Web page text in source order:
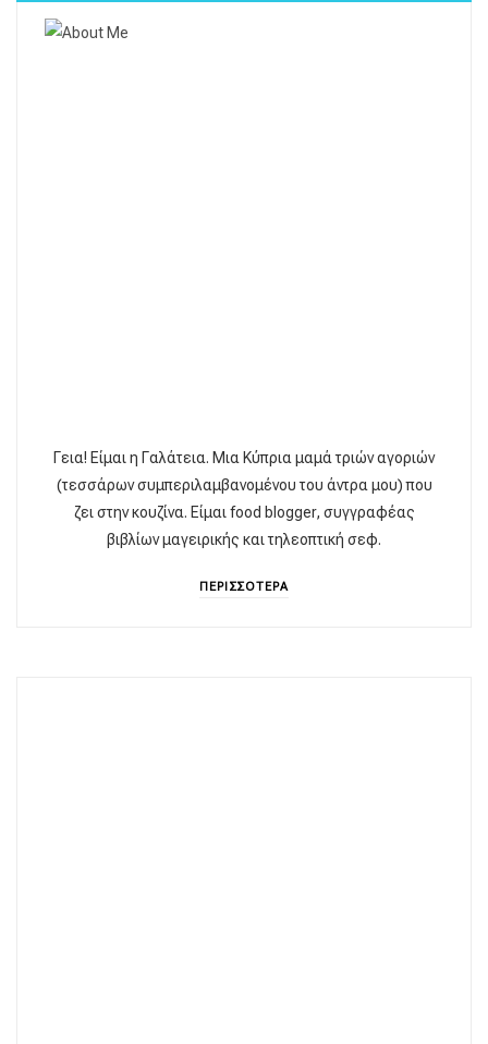
Γεια! Είμαι η Γαλάτεια. Μια Κύπρια μαμά τριών αγοριών
(τεσσάρων συμπεριλαμβανομένου του άντρα μου) που
ζει στην κουζίνα. Είμαι food blogger, συγγραφέας
βιβλίων μαγειρικής και τηλεοπτική σεφ.
ΠΕΡΙΣΣΟΤΕΡΑ